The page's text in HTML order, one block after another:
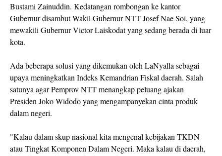
Bustami Zainuddin. Kedatangan rombongan ke kantor
Gubernur disambut Wakil Gubernur NTT Josef Nae Soi, yang
mewakili Gubernur Victor Laiskodat yang sedang berada di luar
kota.
Ada beberapa solusi yang dikemukan oleh LaNyalla sebagai
upaya meningkatkan Indeks Kemandrian Fiskal daerah. Salah
satunya agar Pemprov NTT menangkap peluang ajakan
Presiden Joko Widodo yang mengampanyekan cinta produk
dalam negeri.
"Kalau dalam skup nasional kita mengenal kebijakan TKDN
atau Tingkat Komponen Dalam Negeri. Maka kalau di daerah,